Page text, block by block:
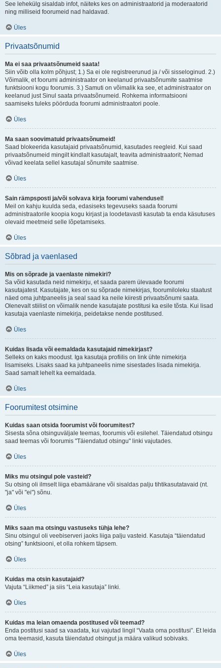
See lehekülg sisaldab infot, näiteks kes on administraatorid ja moderaatorid
ning milliseid foorumeid nad haldavad.
Üles
Privaatsõnumid
Ma ei saa privaatsõnumeid saata!
Siin võib olla kolm põhjust; 1.) Sa ei ole registreerunud ja / või sisseloginud. 2.)
Võimalik, et foorumi administraator on keelanud privaatsõnumite saatmise
funktsiooni kogu foorumis. 3.) Samuti on võimalik ka see, et administraator on
keelanud just Sinul saata privaatsõnumeid. Rohkema informatsiooni
saamiseks tuleks pöörduda foorumi administraatori poole.
Üles
Ma saan soovimatuid privaatsõnumeid!
Saad blokeerida kasutajaid privaatsõnumid, kasutades reegleid. Kui saad
privaatsõnumeid mingilt kindlalt kasutajalt, teavita administraatorit; Nemad
võivad keelata sellel kasutajal sõnumite saatmise.
Üles
Sain rämpsposti ja/või solvava kirja foorumi vahendusel!
Meil on kahju kuulda seda, edasiseks tegevuseks saada foorumi
administraatorile koopia kogu kirjast ja loodetavasti kasutab ta enda käsutuses
olevaid meetmeid selle lõpetamiseks.
Üles
Sõbrad ja vaenlased
Mis on sõprade ja vaenlaste nimekiri?
Sa võid kasutada neid nimekirju, et saada parem ülevaade foorumi
kasutajatest. Kasutajate, kes on su sõprade nimekirjas, foorumiloleku staatust
näed oma juhtpaneelis ja seal saad ka neile kiiresti privaatsõnumi saata.
Olenevalt stiilist on võimalik nende kasutajate postitusi ka esile tõsta. Kui lisad
kasutaja vaenlaste nimekirja, peidetakse nende postitused.
Üles
Kuidas lisada või eemaldada kasutajaid nimekirjast?
Selleks on kaks moodust. Iga kasutaja profiilis on link ühte nimekirja
lisamiseks. Lisaks saad ka juhtpaneelis nime sisestades lisada nimekirja.
Saad samalt lehelt ka eemaldada.
Üles
Foorumitest otsimine
Kuidas saan otsida foorumist või foorumitest?
Sisesta sõna otsinguväljale teemas, foorumis või esilehel. Täiendatud otsingu
saad teemas või foorumis "Täiendatud otsingu" linki vajutades.
Üles
Miks mu otsingul pole vasteid?
Su otsing oli ilmselt liiga ebamäärane või sisaldas palju tihtikasutatavaid (nt.
"ja" või "ei") sõnu.
Üles
Miks saan ma otsingu vastuseks tühja lehe?
Sinu otsingul oli veebiserveri jaoks liiga palju vasteid. Kasutaja “täiendatud
otsing” funktsiooni, et olla rohkem täpsem.
Üles
Kuidas ma otsin kasutajaid?
Vajuta “Liikmed” ja siis “Leia kasutaja” linki.
Üles
Kuidas ma leian omaenda postitused või teemad?
Enda postitusi saad sa vaadata, kui vajutad lingil “Vaata oma postitusi”. Et leida
oma teemasid, kasuta täiendatud otsingut ja määra valikud sobivaks.
Üles